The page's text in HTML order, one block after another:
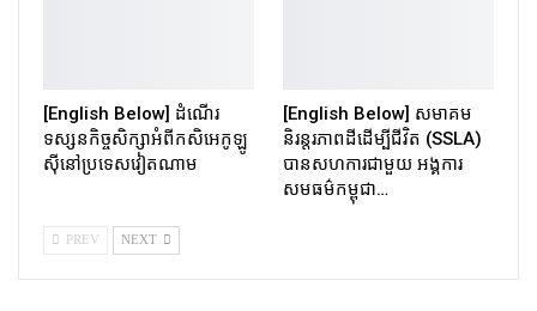
[English Below] ដំណើរ
ទស្សនកិច្ចសិក្សាអំពីកសិអេកូឡូ
ស៊ីនៅប្រទេសវៀតណាម
[English Below] សមាគម
និរន្តរភាពដីដើម្បីជីវិត (SSLA)
បានសហការជាមួយ អង្គការ
សមធម៌កម្ពុជា…
PREV NEXT